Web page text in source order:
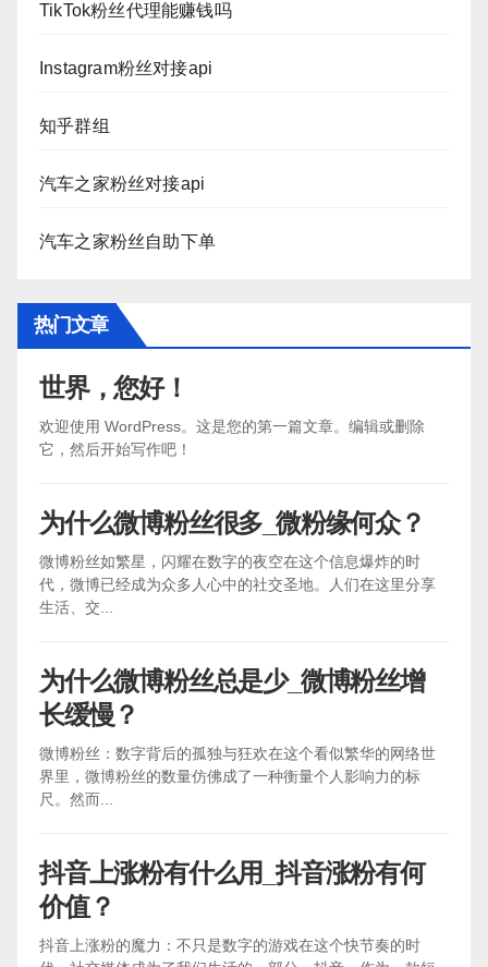
TikTok粉丝代理能赚钱吗
Instagram粉丝对接api
知乎群组
汽车之家粉丝对接api
汽车之家粉丝自助下单
热门文章
世界，您好！
欢迎使用 WordPress。这是您的第一篇文章。编辑或删除
它，然后开始写作吧！
为什么微博粉丝很多_微粉缘何众？
微博粉丝如繁星，闪耀在数字的夜空在这个信息爆炸的时
代，微博已经成为众多人心中的社交圣地。人们在这里分享
生活、交...
为什么微博粉丝总是少_微博粉丝增
长缓慢？
微博粉丝：数字背后的孤独与狂欢在这个看似繁华的网络世
界里，微博粉丝的数量仿佛成了一种衡量个人影响力的标
尺。然而...
抖音上涨粉有什么用_抖音涨粉有何
价值？
抖音上涨粉的魔力：不只是数字的游戏在这个快节奏的时